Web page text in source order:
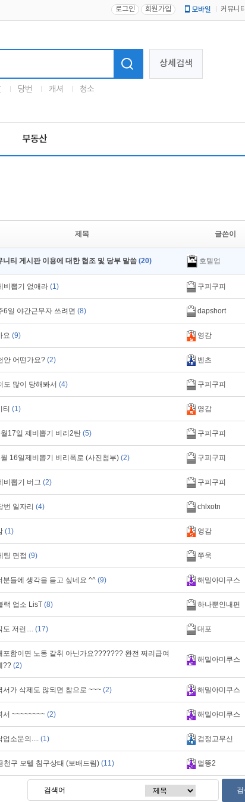
로그인 회원가입 모바일 커뮤니티
상세검색
당번 캐셔 청소
부동산
제목 글쓴이
니티 게시판 이용에 대한 협조 및 당부 말씀 (20) 호텔업
비뽑기 없애라 (1) 구피구피
6일 야간근무자 쓰려면 (8) dapshort
요 (9) 영감
안 어떤가요? (2) 벤츠
도 많이 당해봐서 (4) 구피구피
티 (1) 영감
17일 제비뽑기 비리2탄 (5) 구피구피
16일제비뽑기 비리폭로 (사진첨부) (2) 구피구피
비뽑기 버그 (2) 구피구피
번 일자리 (4) chlxotn
(1) 영감
팅 면접 (9) 쭈욱
분들에 생각을 듣고 싶네요 ^^ (9) 해밀아미쿠스
랙 업소 LisT (8) 하나뿐인내편
도 저런.... (17) 대포
포함이면 노동 갈취 아닌가요??????? 완전 쩌리급여
?? (2)
해밀아미쿠스
서가 삭제도 않되면 참으로 ~~~ (2) 해밀아미쿠스
서 ~~~~~~~~ (2) 해밀아미쿠스
업소문의.... (1) 검정고무신
천구 모텔 침구상태 (보배드림) (11) 멀뚱2